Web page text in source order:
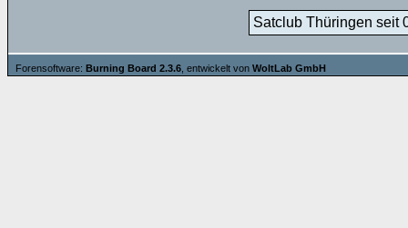
Satclub Thüringen seit
Forensoftware: Burning Board 2.3.6 , entwickelt von WoltLab GmbH